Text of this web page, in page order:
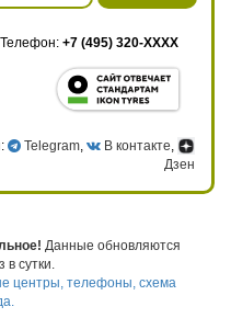
Телефон: +7 (495) 320-XXXX
Telegram , В контакте
Дзен
Данные обновляются
в сутки.
центры, телефоны, схема